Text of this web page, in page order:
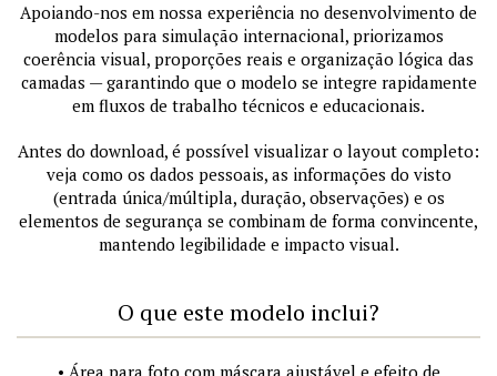
Apoiando-nos em nossa experiência no desenvolvimento de
modelos para simulação internacional, priorizamos
coerência visual, proporções reais e organização lógica das
camadas — garantindo que o modelo se integre rapidamente
em fluxos de trabalho técnicos e educacionais.
Antes do download, é possível visualizar o layout completo:
veja como os dados pessoais, as informações do visto
(entrada única/múltipla, duração, observações) e os
elementos de segurança se combinam de forma convincente,
mantendo legibilidade e impacto visual.
O que este modelo inclui?